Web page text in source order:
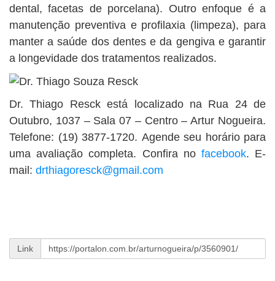
dental, facetas de porcelana). Outro enfoque é a
manutenção preventiva e profilaxia (limpeza), para
manter a saúde dos dentes e da gengiva e garantir
a longevidade dos tratamentos realizados.
Dr. Thiago Resck está localizado na Rua 24 de
Outubro, 1037 – Sala 07 – Centro – Artur Nogueira.
Telefone: (19) 3877-1720. Agende seu horário para
uma avaliação completa. Confira nofacebook. E-
mail: drthiagoresck@gmail.com
Link